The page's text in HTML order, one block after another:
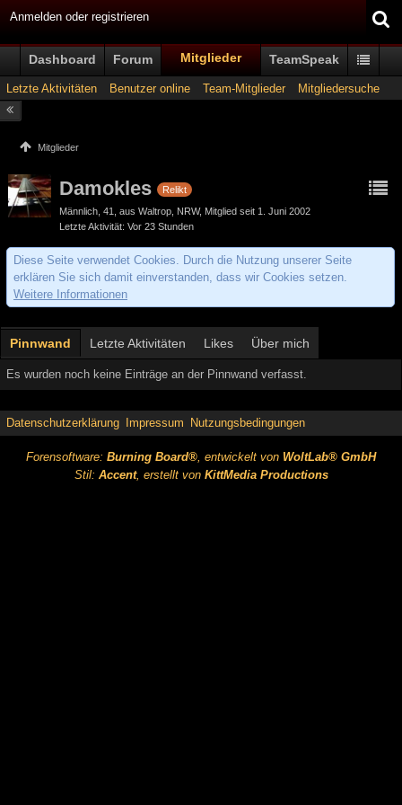
Anmelden oder registrieren
Dashboard Forum Mitglieder TeamSpeak
Letzte Aktivitäten Benutzer online Team-Mitglieder Mitgliedersuche
Mitglieder
Damokles
Relikt
Männlich 41 aus Waltrop, NRW Mitglied seit 1. Juni 2002
Letzte Aktivität Vor 23 Stunden
Diese Seite verwendet Cookies. Durch die Nutzung unserer Seite
erklären Sie sich damit einverstanden, dass wir Cookies setzen.
Weitere Informationen
Pinnwand Letzte Aktivitäten Likes Über mich
Es wurden noch keine Einträge an der Pinnwand verfasst.
Datenschutzerklärung Impressum Nutzungsbedingungen
Forensoftware: Burning Board®, entwickelt von WoltLab® GmbH
Stil: Accent, erstellt von KittMedia Productions